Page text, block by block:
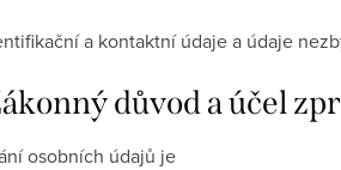
a kontaktní údaje a údaje
důvod a účel
osobních údajů je